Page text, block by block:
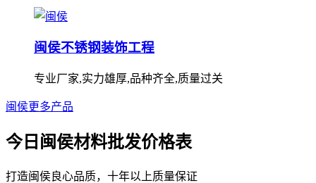
闽侯不锈钢装饰工程
专业厂家,实力雄厚,品种齐全,质量过关
闽侯更多产品
今日闽侯材料批发价格表
打造闽侯良心品质，十年以上质量保证